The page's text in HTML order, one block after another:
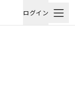
ログイン